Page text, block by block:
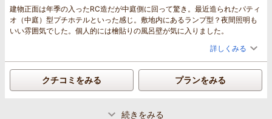
建物正面は年季の入ったRC造だが中庭側に回って驚き。最近造られたパティ
オ（中庭）型プチホテルといった感じ。敷地内にあるランプ型？夜間照明も
いい雰囲気でした。個人的には檜貼りの風呂壁が気に入りました。
詳しくみる
クチコミをみる プランをみる
続きをみる